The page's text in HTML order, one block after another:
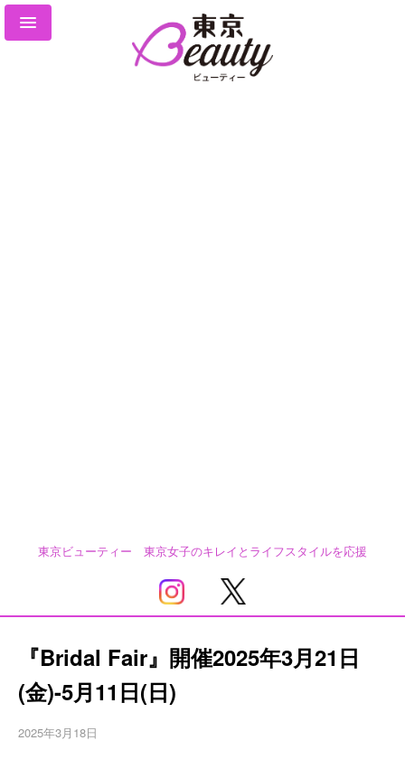
東京ビューティー 東京女子のキレイとライフスタイルを応援
『Bridal Fair』開催2025年3月21日
(金)-5月11日(日)
2025年3月18日